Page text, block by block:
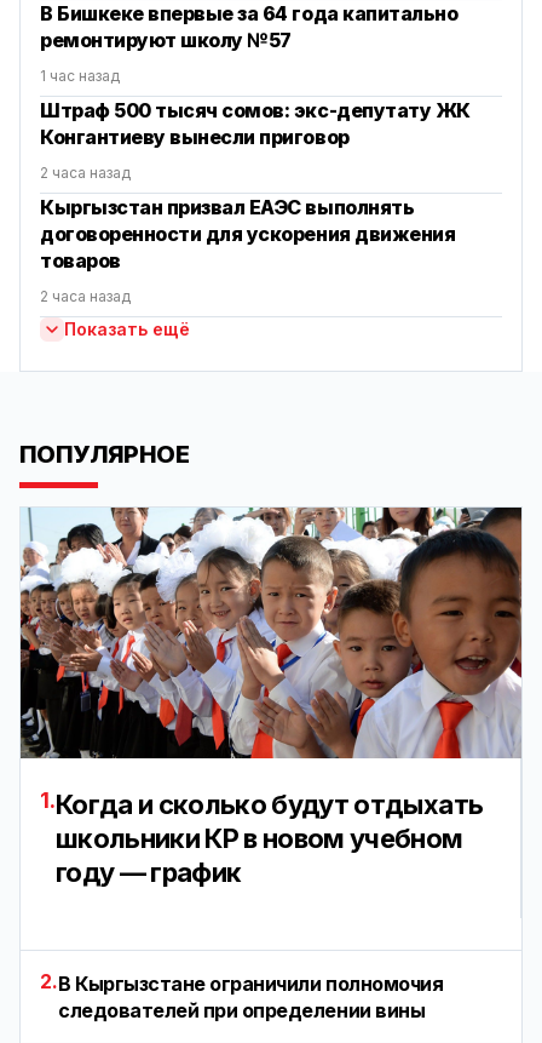
В Бишкеке впервые за 64 года капитально
ремонтируют школу №57
1 час назад
Штраф 500 тысяч сомов: экс-депутату ЖК
Конгантиеву вынесли приговор
2 часа назад
Кыргызстан призвал ЕАЭС выполнять
договоренности для ускорения движения
товаров
2 часа назад
Показать ещё
ПОПУЛЯРНОЕ
1.Когда и сколько будут отдыхать
школьники КР в новом учебном
году — график
2.В Кыргызстане ограничили полномочия
следователей при определении вины